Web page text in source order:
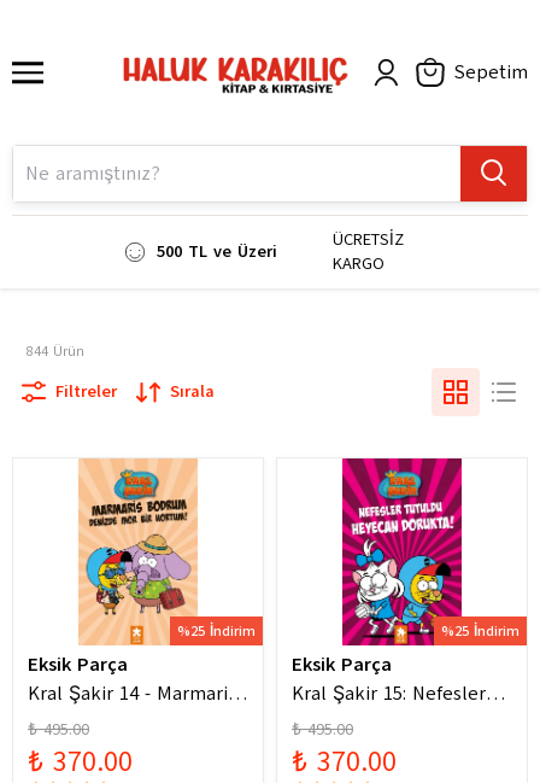
Sepetim
500 TL ve Üzeri
ÜCRETSİZ
KARGO
844 Ürün
Filtreler Sırala
%25 İndirim
Eksik Parça
Kral Şakir 14 - Marmaris
Bodrum Denizde Mor Bir
Hortum
₺ 495.00
₺ 370.00
%25 İndirim
Eksik Parça
Kral Şakir 15: Nefesler
Tutuldu Heyecan Dorukta
₺ 495.00
₺ 370.00